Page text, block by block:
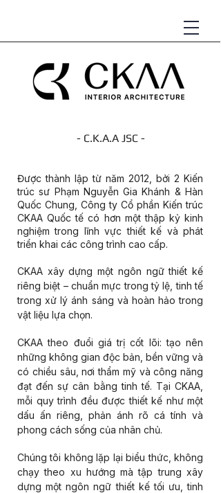
- C.K.A.A JSC -
Được thành lập từ năm 2012, bởi 2 Kiến
trúc sư Phạm Nguyễn Gia Khánh & Hàn
Quốc Chung, Công ty Cổ phần Kiến trúc
CKAA Quốc tế có hơn một thập kỷ kinh
nghiệm trong lĩnh vực thiết kế và phát
triển khai các công trình cao cấp.
CKAA xây dựng một ngôn ngữ thiết kế
riêng biệt – chuẩn mực trong tỷ lệ, tinh tế
trong xử lý ánh sáng và hoàn hảo trong
vật liệu lựa chọn.
CKAA theo đuổi giá trị cốt lõi: tạo nên
những không gian độc bản, bền vững và
có chiều sâu, nơi thẩm mỹ và công năng
đạt đến sự cân bằng tinh tế. Tại CKAA,
mỗi quy trình đều được thiết kế như một
dấu ấn riêng, phản ánh rõ cá tính và
phong cách sống của nhân chủ.
Chúng tôi không lặp lại biểu thức, không
chạy theo xu hướng mà tập trung xây
dựng một ngôn ngữ thiết kế tối ưu, tinh